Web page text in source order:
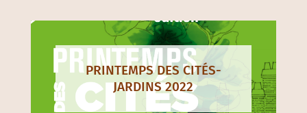
PRINTEMPS DES CITÉS-
JARDINS 2022